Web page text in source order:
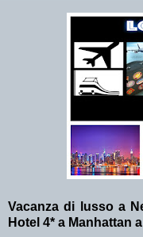
Vacanza di lusso a
Hotel 4* a Manhattan